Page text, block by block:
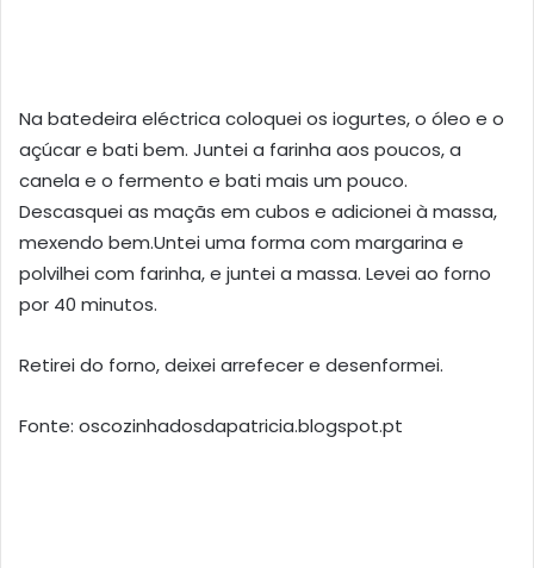
Na batedeira eléctrica coloquei os iogurtes, o óleo e o
açúcar e bati bem. Juntei a farinha aos poucos, a
canela e o fermento e bati mais um pouco.
Descasquei as maçãs em cubos e adicionei à massa,
mexendo bem.Untei uma forma com margarina e
polvilhei com farinha, e juntei a massa. Levei ao forno
por 40 minutos.
Retirei do forno, deixei arrefecer e desenformei.
Fonte: oscozinhadosdapatricia.blogspot.pt